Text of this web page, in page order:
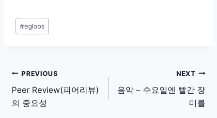
Post
Tags:
#egloos
글
탐
색
PREVIOUS
Peer Review(피어리뷰)
의 중요성
NEXT
음악 – 수요일엔 빨간 장
미를